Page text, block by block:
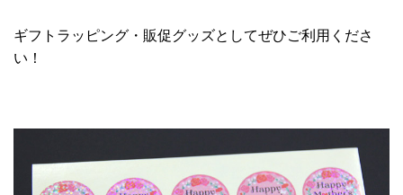
ギフトラッピング・販促グッズとしてぜひご利用くださ
い！